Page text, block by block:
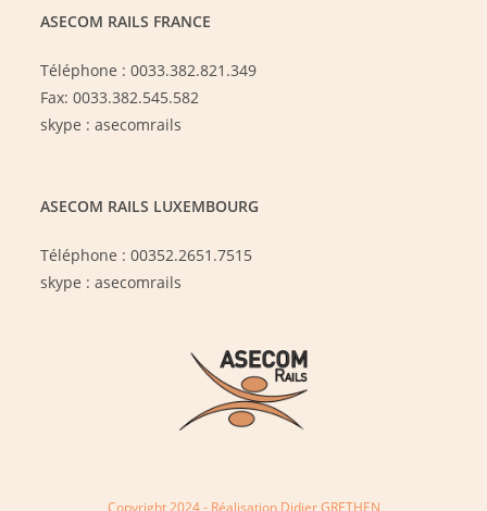
ASECOM RAILS FRANCE
Téléphone : 0033.382.821.349
Fax: 0033.382.545.582
skype : asecomrails
ASECOM RAILS LUXEMBOURG
Téléphone : 00352.2651.7515
skype : asecomrails
Copyright 2024 - Réalisation Didier GRETHEN